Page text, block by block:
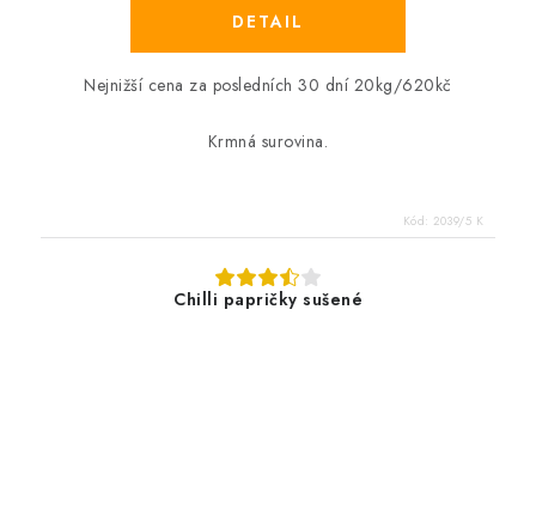
Nejnižší cena za posledních 30 dní 20kg/620kč
Krmná surovina.
Kód: 2039/5 K
Chilli papričky sušené